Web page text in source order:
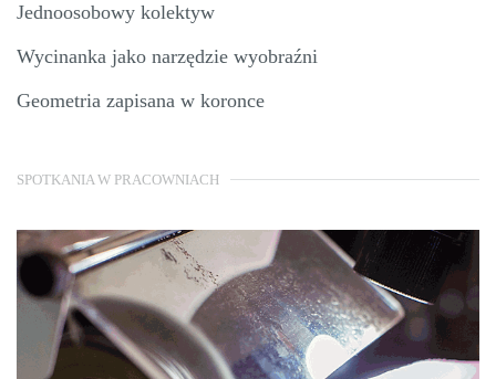
Jednoosobowy kolektyw
Wycinanka jako narzędzie wyobraźni
Geometria zapisana w koronce
SPOTKANIA W PRACOWNIACH